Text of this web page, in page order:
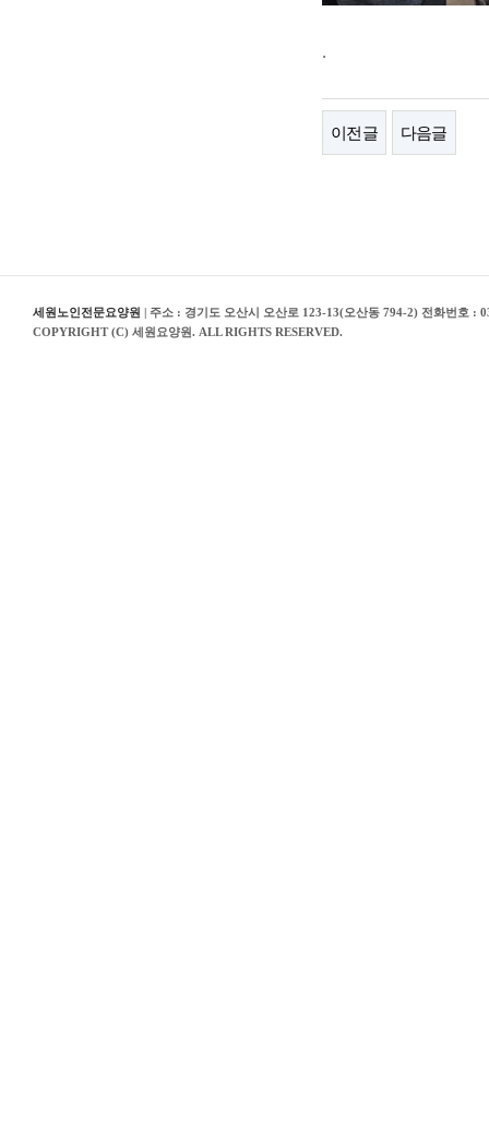
.
이전글 다음글
세원노인전문요양원 | 주소 : 경기도 오산시 오산로 123-13(오산동 794-2) 전화번호 :
COPYRIGHT (C) 세원요양원. ALL RIGHTS RESERVED.